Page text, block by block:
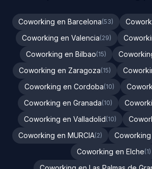
Coworking en Barcelona(53)
Coworking en Valencia(29)
Coworking en Bilbao(15)
Coworking en Zaragoza(15)
Coworking en Cordoba(10)
Coworking en Granada(10)
Coworking en Valladolid(10)
Coworking en MURCIA(2) Coworking
Coworking en Elche(1)